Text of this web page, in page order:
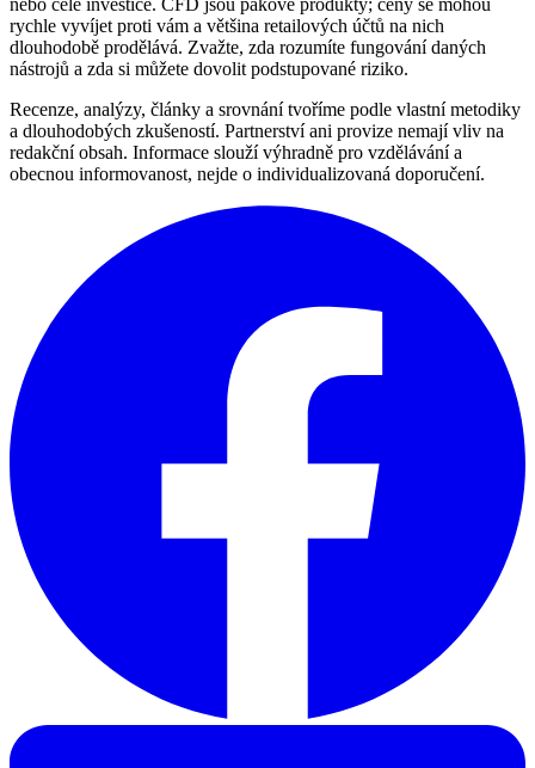
nebo celé investice. CFD jsou pákové produkty; ceny se mohou
rychle vyvíjet proti vám a většina retailových účtů na nich
dlouhodobě prodělává. Zvažte, zda rozumíte fungování daných
nástrojů a zda si můžete dovolit podstupované riziko.
Recenze, analýzy, články a srovnání tvoříme podle vlastní metodiky
a dlouhodobých zkušeností. Partnerství ani provize nemají vliv na
redakční obsah. Informace slouží výhradně pro vzdělávání a
obecnou informovanost, nejde o individualizovaná doporučení.